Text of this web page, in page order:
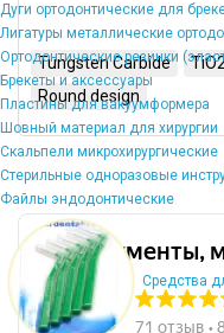
Дуги ортодонтические для
Лигатуры металлические
Ортодонтические резинки
Брекеты и аксессуары
Пластины для вакуумформера
Шовный материал для хирургии
Скальпели микрохирургические
Стерильные одноразовые
Файлы эндодонтические
Средства
Tungsten Carbide
Round design